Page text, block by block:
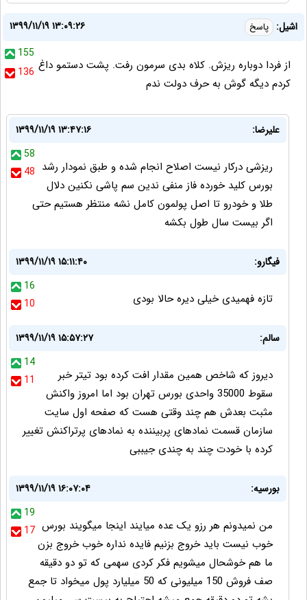
اشیل: پاسخ
۱۳۹۹/۱۱/۱۹ ۱۳:۰۹:۲۶
155
136 از فردا دوباره ریزش. کلاه بدی سرمون رفت. پشت دستمو داغ
کردم دیگه گوش به حرف دولت ندم
علیرضا:
۱۳۹۹/۱۱/۱۹ ۱۳:۴۷:۱۶
58
48 ریزشی درکار نیست اصلاح انجام شده و طبق نمودار رشد
بورس کلید خورده فاز منفی ندین سم پاشی نکنین دلال
طلا و خودرو تا اصل پولمون کامل نشه منتظر هستیم حتی
اگر بیست سال طول بکشه
فیگارو:
۱۳۹۹/۱۱/۱۹ ۱۵:۱۱:۴۰
16
10
تازه فهمیدی خیلی دیره حالا بودی
سالم:
۱۳۹۹/۱۱/۱۹ ۱۵:۵۷:۲۷
14
11
دیروز که شاخص همین مقدار افت کرده بود تیتر خبر
سقوط 35000 واحدی بورس تهران بود اما امروز واکنش
مثبت بعدش هم چند وقتی هست که صفحه اول سایت
سازمان قسمت نمادهای پربیننده به نمادهای پرتراکنش تغییر
کرده با خودت چند به چندی جیببی
بورسیه:
۱۳۹۹/۱۱/۱۹ ۱۶:۰۷:۰۴
19
17 من نمیدونم هر رزو یک عده میایند اینجا میگویند بورس
خوب نیست باید خروج بزنیم فایده نداره خوب خروج بزن
ما هم خوشحال میشویم فکر کردی سهمی که تو دو دقیقه
صف فروش 150 میلیونی که 50 میلیارد پول میخواد تا جمع